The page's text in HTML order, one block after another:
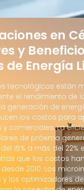
en
y
de Energía
tecnológicos están
el rendimiento de
generación de
los costos para
y comerciales. La
de próxima
15% a más del 22%
que los costos
desde 2010. Los
y los optimizadores